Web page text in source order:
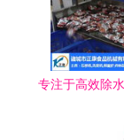
专注于高效除